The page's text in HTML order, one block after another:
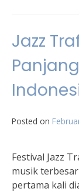
Jazz
Posted on
Festival Jazz
musik
pertama kali